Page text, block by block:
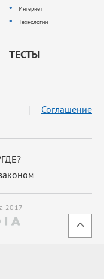
Интернет
Технологии
ТЕСТЫ
Соглашение
2017